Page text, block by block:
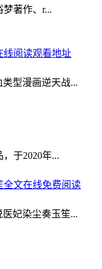
梦著作、r...
型漫画逆天战...
于2020年...
妃染尘奏玉笙...